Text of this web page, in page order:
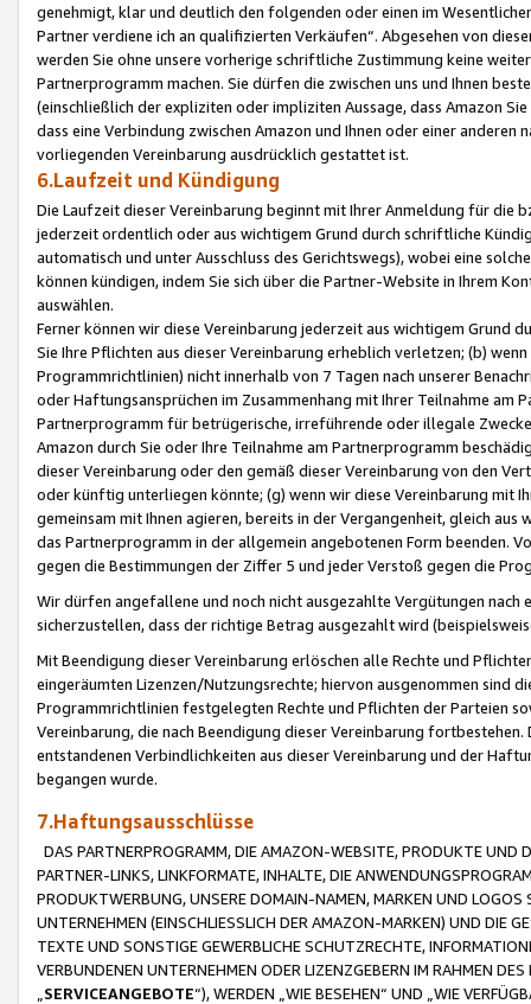
genehmigt, klar und deutlich den folgenden oder einen im
Partner verdiene ich an qualifizierten Verkäufen“. Abgesehen von
werden Sie ohne unsere vorherige schriftliche Zustimmung keine
Partnerprogramm machen. Sie dürfen die zwischen uns und Ihnen
(einschließlich der expliziten oder impliziten Aussage, dass Amazon
dass eine Verbindung zwischen Amazon und Ihnen oder einer
vorliegenden Vereinbarung ausdrücklich gestattet ist.
6.Laufzeit und Kündigung
Die Laufzeit dieser Vereinbarung beginnt mit Ihrer Anmeldung für die
jederzeit ordentlich oder aus wichtigem Grund durch schriftliche
automatisch und unter Ausschluss des Gerichtswegs), wobei eine
können kündigen, indem Sie sich über die Partner-Website in Ihrem
auswählen.
Ferner können wir diese Vereinbarung jederzeit aus wichtigem Grund
Sie Ihre Pflichten aus dieser Vereinbarung erheblich verletzen; (b)
Programmrichtlinien) nicht innerhalb von 7 Tagen nach unserer
oder Haftungsansprüchen im Zusammenhang mit Ihrer Teilnahme am
Partnerprogramm für betrügerische, irreführende oder illegale
Amazon durch Sie oder Ihre Teilnahme am Partnerprogramm
dieser Vereinbarung oder den gemäß dieser Vereinbarung von den
oder künftig unterliegen könnte; (g) wenn wir diese Vereinbarung mit
gemeinsam mit Ihnen agieren, bereits in der Vergangenheit, gleich
das Partnerprogramm in der allgemein angebotenen Form beenden.
gegen die Bestimmungen der Ziffer 5 und jeder Verstoß gegen die
Wir dürfen angefallene und noch nicht ausgezahlte Vergütungen
sicherzustellen, dass der richtige Betrag ausgezahlt wird
Mit Beendigung dieser Vereinbarung erlöschen alle Rechte und
eingeräumten Lizenzen/Nutzungsrechte; hiervon ausgenommen sind
Programmrichtlinien festgelegten Rechte und Pflichten der Parteien
Vereinbarung, die nach Beendigung dieser Vereinbarung
entstandenen Verbindlichkeiten aus dieser Vereinbarung und der
begangen wurde.
7.Haftungsausschlüsse
DAS PARTNERPROGRAMM, DIE AMAZON-WEBSITE, PRODUKTE UND
PARTNER-LINKS, LINKFORMATE, INHALTE, DIE
PRODUKTWERBUNG, UNSERE DOMAIN-NAMEN, MARKEN UND
UNTERNEHMEN (EINSCHLIESSLICH DER AMAZON-MARKEN) UND DIE
TEXTE UND SONSTIGE GEWERBLICHE SCHUTZRECHTE,
VERBUNDENEN UNTERNEHMEN ODER LIZENZGEBERN IM RAHMEN
SERVICEANGEBOTE“), WERDEN „WIE BESEHEN“ UND „WIE